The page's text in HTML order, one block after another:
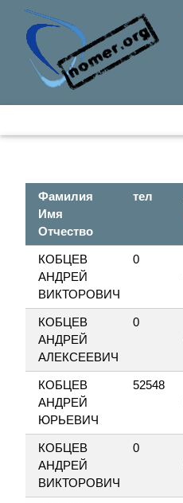
Фамилия
Имя
Отчество
тел
КОБЦЕВ
АНДРЕЙ
ВИКТОРОВИЧ
0
КОБЦЕВ
АНДРЕЙ
АЛЕКСЕЕВИЧ
0
КОБЦЕВ
АНДРЕЙ
ЮРЬЕВИЧ
52548
КОБЦЕВ
АНДРЕЙ
ВИКТОРОВИЧ
0